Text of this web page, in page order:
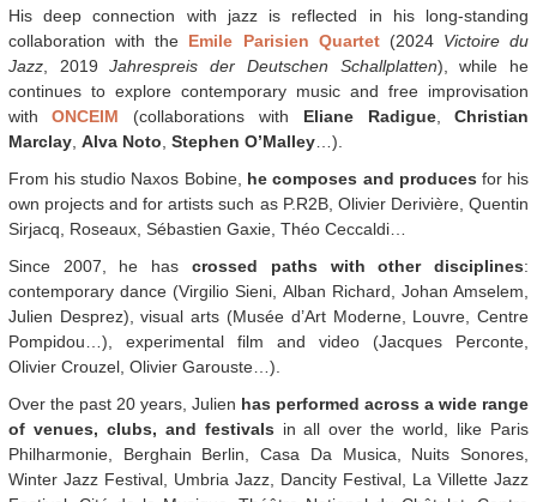
His deep connection with jazz is reflected in his long-standing
collaboration with the Emile Parisien Quartet(2024Victoire du
Jazz, 2019Jahrespreis der Deutschen Schallplatten), while he
continues to explore contemporary music and free improvisation
withONCEIM (collaborations with Eliane Radigue,Christian
Marclay, Alva Noto Stephen O’Malley…).
From his studio Naxos Bobine, he composes and produces for his
own projects and for artists such as P.R2B, Olivier Derivière, Quentin
Sirjacq, Roseaux, Sébastien Gaxie, Théo Ceccaldi…
Since 2007, he has crossed paths with other disciplines:
contemporary dance (Virgilio Sieni, Alban Richard, Johan Amselem,
Julien Desprez), visual arts (Musée d’Art Moderne, Louvre, Centre
Pompidou…), experimental film and video (Jacques Perconte,
Olivier Crouzel, Olivier Garouste…).
Over the past 20 years, Julien has performed across a wide range
of venues, clubs, and festivals in all over the world, like Paris
Philharmonie, Berghain Berlin, Casa Da Musica, Nuits Sonores,
Winter Jazz Festival, Umbria Jazz, Dancity Festival, La Villette Jazz